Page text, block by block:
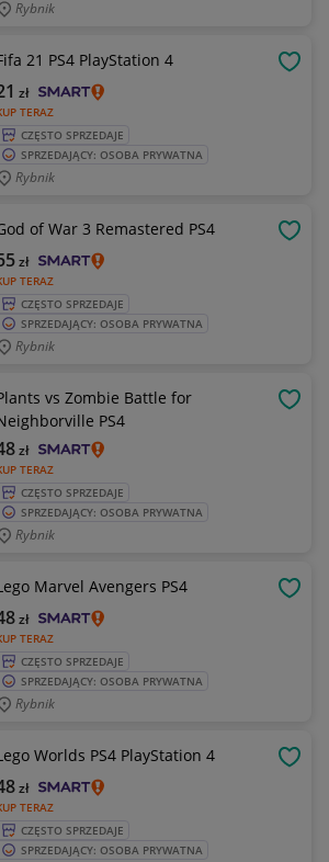
Rybnik
21 PS4 PlayStation 4
TERAZ
zł
CZĘSTO SPRZEDAJE
SPRZEDAJĄCY: OSOBA PRYWATNA
Rybnik
of War 3 Remastered PS4
TERAZ
zł
CZĘSTO SPRZEDAJE
SPRZEDAJĄCY: OSOBA PRYWATNA
Rybnik
vs Zombie Battle for
PS4
TERAZ
zł
CZĘSTO SPRZEDAJE
SPRZEDAJĄCY: OSOBA PRYWATNA
Rybnik
Marvel Avengers PS4
TERAZ
zł
CZĘSTO SPRZEDAJE
SPRZEDAJĄCY: OSOBA PRYWATNA
Rybnik
Worlds PS4 PlayStation 4
TERAZ
zł
CZĘSTO SPRZEDAJE
SPRZEDAJĄCY: OSOBA PRYWATNA